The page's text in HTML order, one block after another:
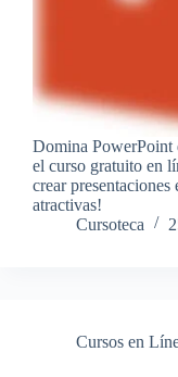
Domina PowerPoint
el curso gratuito en
crear
atractivas!
Cursoteca
Cursos en